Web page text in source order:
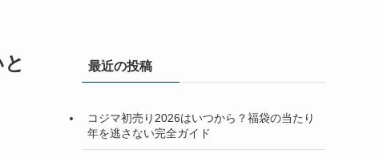
最近の投稿
コジマ初売り2026はいつから？福袋の当たり
年を逃さない完全ガイド